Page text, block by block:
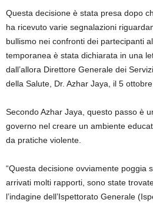
Questa decisione è stata presa dopo
ha ricevuto varie segnalazioni
bullismo nei confronti dei partecipanti
temporanea è stata dichiarata in una
dall’allora Direttore Generale dei
della Salute, Dr. Azhar Jaya, il 5 ottobre
Secondo Azhar Jaya, questo passo è
governo nel creare un ambiente
da pratiche violente.
“Questa decisione ovviamente poggia
arrivati ​​molti rapporti, sono state
l’indagine dell’Ispettorato Generale